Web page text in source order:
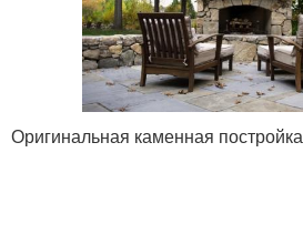
Оригинальная каменная постройка